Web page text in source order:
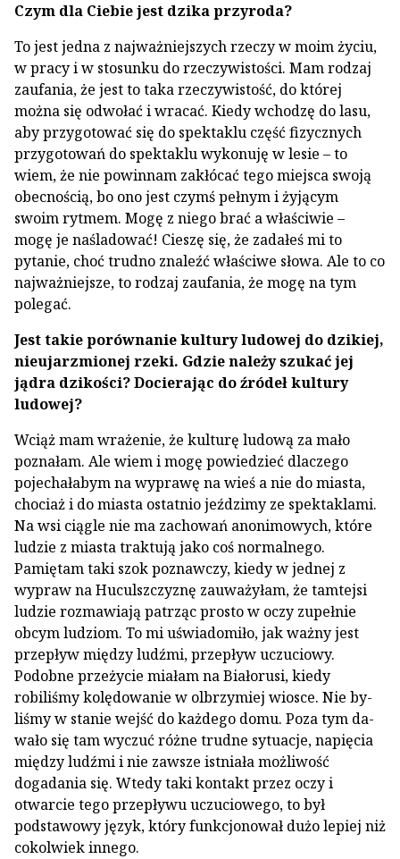
Czym dla Ciebie jest dzika przyroda?
To jest jedna z najważniejszych rzeczy w moim życiu,
w pracy i w stosunku do rzeczywistości. Mam rodzaj
zaufania, że jest to taka rzeczywistość, do której
można się odwołać i wracać. Kiedy wcho­dzę do lasu,
aby przygotować się do spektaklu ­część fizycznych
przygotowań do spektaklu wyko­nuję w lesie – to
wiem, że nie powinnam zakłócać tego miejsca swoją
obecnością, bo ono jest czymś pełnym i żyjącym
swoim rytmem. Mogę z niego brać a właściwie –
mogę je naśladować! Cieszę się, że zadałeś mi to
pytanie, choć trudno znaleźć właściwe słowa. Ale to co
najważniejsze, to rodzaj za­ufania, że mogę na tym
polegać.
Jest takie porównanie kultury ludowej do dzikiej,
nieujarzmionej rzeki. Gdzie należy szukać jej
jądra dzikości? Docierając do źródeł kultury
ludowej?
Wciąż mam wrażenie, że kulturę ludową za mało
poznałam. Ale wiem i mogę powiedzieć dlaczego
pojechałabym na wyprawę na wieś a nie do miasta,
chociaż i do miasta ostatnio jeździmy ze spektakla­mi.
Na wsi ciągle nie ma zachowań anonimowych, które
ludzie z miasta traktują jako coś normalnego.
Pamiętam taki szok poznawczy, kiedy w jednej z
wypraw na Huculszczyznę zauważyłam, że tam­tejsi
ludzie rozmawiają patrząc prosto w oczy zu­pełnie
obcym ludziom. To mi uświadomiło, jak ważny jest
przepływ między ludźmi, przepływ uczuciowy.
Podobne przeżycie miałam na Białorusi, kie­dy
robiliśmy kolędowanie w olbrzymiej wiosce. Nie by­
liśmy w stanie wejść do każdego domu. Poza tym da­
wało się tam wyczuć różne trudne sytuacje, napięcia
między ludźmi i nie zawsze istniała możliwość
dogada­nia się. Wtedy taki kontakt przez oczy i
otwarcie tego przepływu uczuciowego, to był
podstawowy język, który funkcjonował dużo lepiej niż
cokolwiek innego.